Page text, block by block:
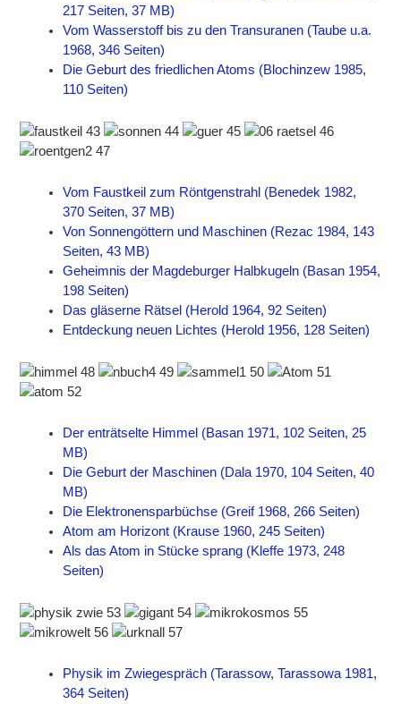
217 Seiten, 37 MB)
Vom Wasserstoff bis zu den Transuranen (Taube u.a.
1968, 346 Seiten)
Die Geburt des friedlichen Atoms (Blochinzew 1985,
110 Seiten)
Vom Faustkeil zum Röntgenstrahl (Benedek 1982,
370 Seiten, 37 MB)
Von Sonnengöttern und Maschinen (Rezac 1984, 143
Seiten, 43 MB)
Geheimnis der Magdeburger Halbkugeln (Basan 1954,
198 Seiten)
Das gläserne Rätsel (Herold 1964, 92 Seiten)
Entdeckung neuen Lichtes (Herold 1956, 128 Seiten)
Der enträtselte Himmel (Basan 1971, 102 Seiten, 25
MB)
Die Geburt der Maschinen (Dala 1970, 104 Seiten, 40
MB)
Die Elektronensparbüchse (Greif 1968, 266 Seiten)
Atom am Horizont (Krause 1960, 245 Seiten)
Als das Atom in Stücke sprang (Kleffe 1973, 248
Seiten)
Physik im Zwiegespräch (Tarassow, Tarassowa 1981,
364 Seiten)